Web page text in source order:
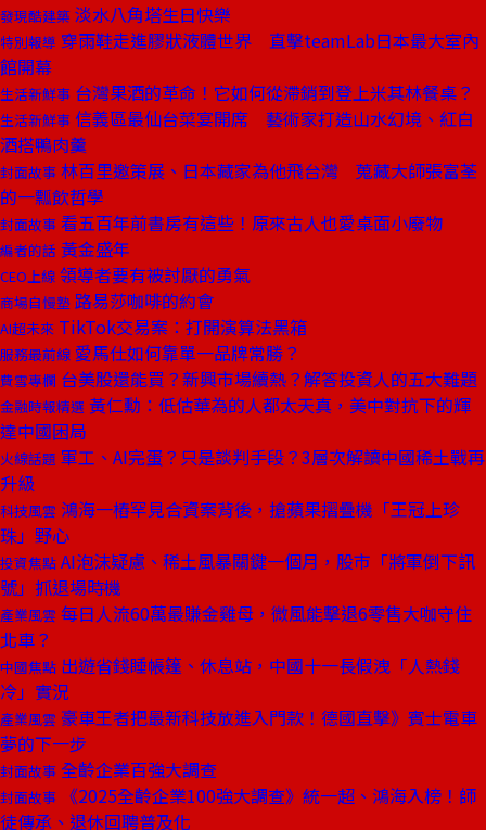
發現酷建築 淡水八角塔生日快樂
特別報導 穿雨鞋走進膠狀液體世界 直擊teamLab日本最大室內
館開幕
生活新鮮事 台灣果酒的革命！它如何從滯銷到登上米其林餐桌？
生活新鮮事 信義區最仙台菜宴開席 藝術家打造山水幻境、紅白
酒搭鴨肉羹
封面故事 林百里邀策展、日本藏家為他飛台灣 蒐藏大師張富荃
的一瓢飲哲學
封面故事 看五百年前書房有這些！原來古人也愛桌面小廢物
編者的話 黃金盛年
CEO上線 領導者要有被討厭的勇氣
商場自慢塾 路易莎咖啡的約會
AI超未來 TikTok交易案：打開演算法黑箱
服務最前線 愛馬仕如何靠單一品牌常勝？
費雪專欄 台美股還能買？新興市場續熱？解答投資人的五大難題
金融時報精選 黃仁勳：低估華為的人都太天真，美中對抗下的輝
達中國困局
火線話題 軍工、AI完蛋？只是談判手段？3層次解讀中國稀土戰再
升級
科技風雲 鴻海一樁罕見合資案背後，搶蘋果摺疊機「王冠上珍
珠」野心
投資焦點 AI泡沫疑慮、稀土風暴關鍵一個月，股市「將軍倒下訊
號」抓退場時機
產業風雲 每日人流60萬最賺金雞母，微風能擊退6零售大咖守住
北車？
中國焦點 出遊省錢睡帳篷、休息站，中國十一長假洩「人熱錢
冷」實況
產業風雲 豪車王者把最新科技放進入門款！德國直擊》賓士電車
夢的下一步
封面故事 全齡企業百強大調查
封面故事
《2025全齡企業100強大調查》統一超、鴻海入榜！師
徒傳承、退休回聘普及化